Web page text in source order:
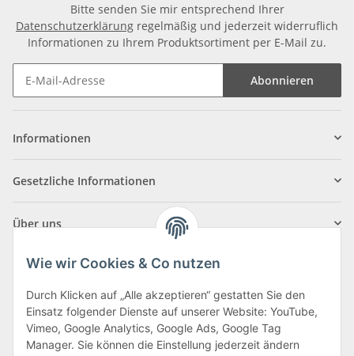
Bitte senden Sie mir entsprechend Ihrer
Datenschutzerklärung regelmäßig und jederzeit widerruflich
Informationen zu Ihrem Produktsortiment per E-Mail zu.
Abonnieren
Informationen
Gesetzliche Informationen
Über uns
Klagenfurter Straße 29
9556 Liebenfels
Wie wir Cookies & Co nutzen
Durch Klicken auf „Alle akzeptieren“ gestatten Sie den
Einsatz folgender Dienste auf unserer Website: YouTube,
Vimeo, Google Analytics, Google Ads, Google Tag
Manager. Sie können die Einstellung jederzeit ändern